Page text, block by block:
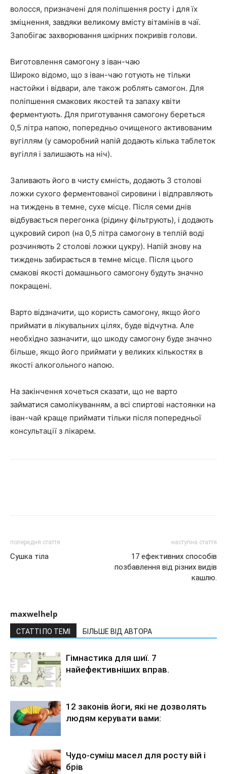
волосся, призначені для поліпшення росту і для їх
зміцнення, завдяки великому вмісту вітамінів в чаї.
Запобігає захворювання шкірних покривів голови.
Виготовлення самогону з іван-чаю
Широко відомо, що з іван-чаю готують не тільки
настойки і відвари, але також роблять самогон. Для
поліпшення смакових якостей та запаху квіти
ферментують. Для приготування самогону береться
0,5 літра напою, попередньо очищеного активованим
вугіллям (у саморобний напій додають кілька таблеток
вугілля і залишають на ніч).
Заливають його в чисту ємність, додають 3 столові
ложки сухого ферментованої сировини і відправляють
на тиждень в темне, сухе місце. Після семи днів
відбувається перегонка (рідину фільтрують), і додають
цукровий сироп (на 0,5 літра самогону в теплій воді
розчиняють 2 столові ложки цукру). Напій знову на
тиждень забирається в темне місце. Після цього
смакові якості домашнього самогону будуть значно
покращені.
Варто відзначити, що користь самогону, якщо його
приймати в лікувальних цілях, буде відчутна. Але
необхідно зазначити, що шкоду самогону буде значно
більше, якщо його приймати у великих кількостях в
якості алкогольного напою.
На закінчення хочеться сказати, що не варто
займатися самолікуванням, а всі спиртові настоянки на
іван-чай краще приймати тільки після попередньої
консультації з лікарем.
попередня стаття
Сушка тіла
наступна стаття
17 ефективних способів
позбавлення від різних видів
кашлю.
maxwelhelp
СТАТТІ ПО ТЕМІ БІЛЬШЕ ВІД АВТОРА
Гімнастика для шиї. 7
найефективніших вправ.
12 законів йоги, які не дозволять
людям керувати вами:
Чудо-суміш масел для росту вій і
брів